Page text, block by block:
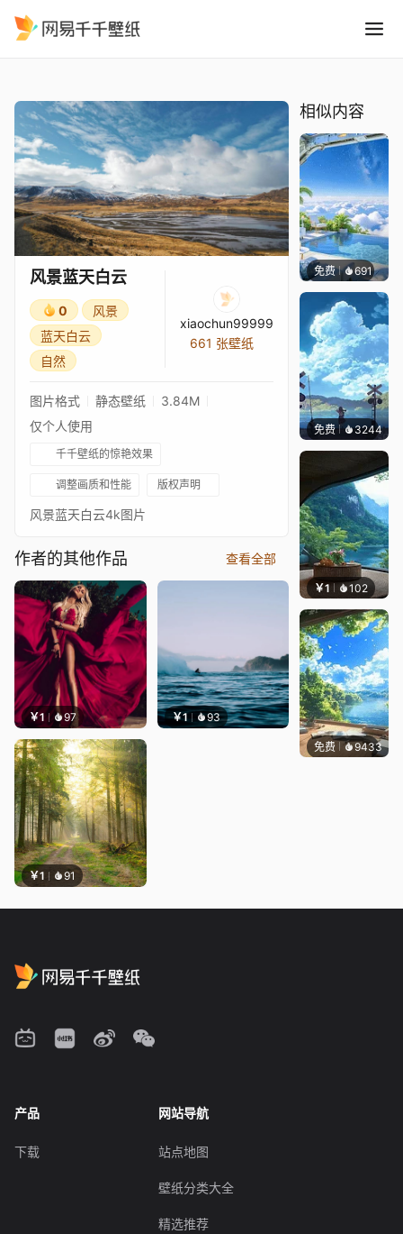
风景蓝天白云
0
风景
蓝天白云
自然
xiaochun99999
661 张壁纸
图片格式 静态壁纸
3.84M
仅个人使用
千千壁纸的惊艳效果
调整画质和性能 版权声明
风景蓝天白云4k图片
作者的其他作品 查看全部
￥1 97 ￥1 93
￥1 91
相似内容
免费 691豆子
免费 3244星梦
￥1 102 叮叮
免费 9433叮叮
产品
下载
网站导航
站点地图
壁纸分类大全
精选推荐